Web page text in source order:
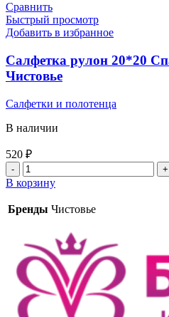
Сравнить
Быстрый просмотр
Добавить в избранное
Салфетка рулон 20*20
Чистовье
Салфетки и полотенца
В наличии
520 ₽
Количество
товара
рулон
20*20
Спанлейс
200
шт.
Чистовье
В корзину
Бренды Чистовье